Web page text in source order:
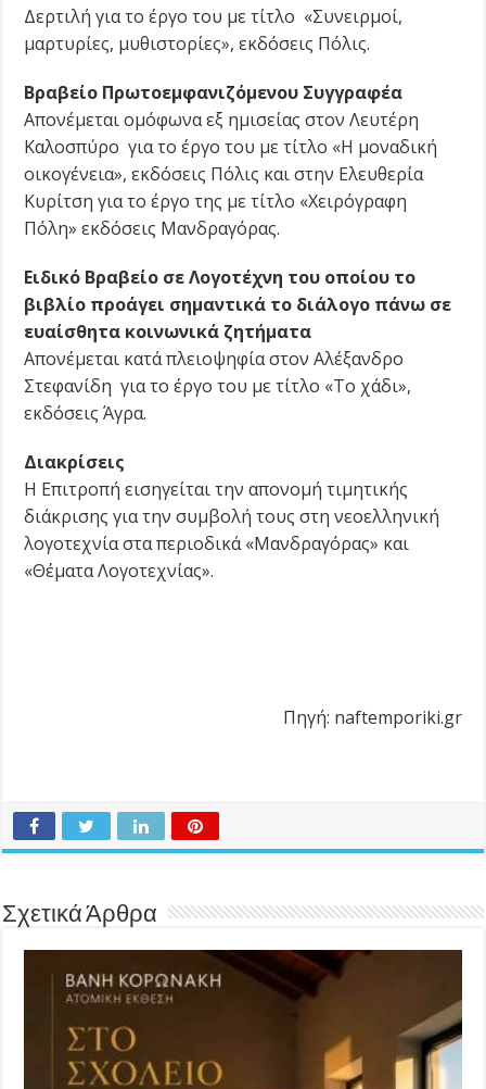
Δερτιλή για το έργο του με τίτλο «Συνειρμοί,
μαρτυρίες, μυθιστορίες», εκδόσεις Πόλις.
Βραβείο Πρωτοεμφανιζόμενου Συγγραφέα
Απονέμεται ομόφωνα εξ ημισείας στον Λευτέρη
Καλοσπύρο για το έργο του με τίτλο «Η μοναδική
οικογένεια», εκδόσεις Πόλις και στην Ελευθερία
Κυρίτση για το έργο της με τίτλο «Χειρόγραφη
Πόλη» εκδόσεις Μανδραγόρας.
Ειδικό Βραβείο σε Λογοτέχνη του οποίου το
βιβλίο προάγει σημαντικά το διάλογο πάνω σε
ευαίσθητα κοινωνικά ζητήματα
Απονέμεται κατά πλειοψηφία στον Αλέξανδρο
Στεφανίδη για το έργο του με τίτλο «Το χάδι»,
εκδόσεις Άγρα.
Διακρίσεις
Η Επιτροπή εισηγείται την απονομή τιμητικής
διάκρισης για την συμβολή τους στη νεοελληνική
λογοτεχνία στα περιοδικά «Μανδραγόρας» και
«Θέματα Λογοτεχνίας».
Πηγή: naftemporiki.gr
Σχετικά Άρθρα